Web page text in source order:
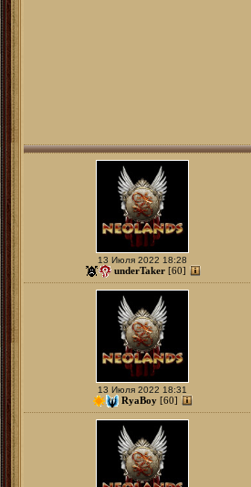
13 Июля 2022 18:28
underTaker [60]
13 Июля 2022 18:31
RyaBoy [60]